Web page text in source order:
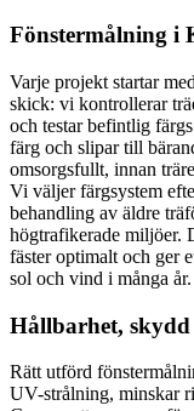
Fönstermålning i
Varje projekt startar
skick: vi kontrollerar
och testar befintlig
färg och slipar till
omsorgsfullt, innan
Vi väljer färgsystem
behandling av äldre
högtrafikerade miljöer.
fäster optimalt och ger
sol och vind i många år.
Hållbarhet,
Rätt utförd
UV-strålning, minskar